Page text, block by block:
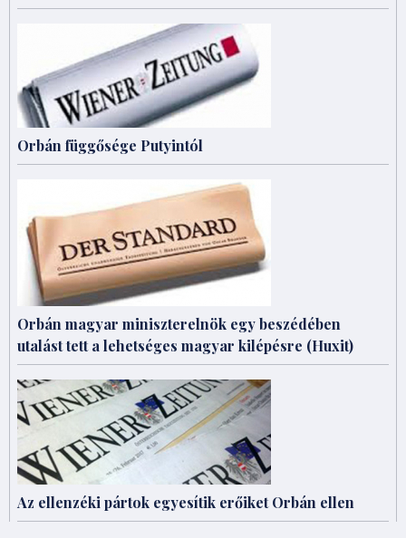
Orbán függősége Putyintól
Orbán magyar miniszterelnök egy beszédében
utalást tett a lehetséges magyar kilépésre (Huxit)
Az ellenzéki pártok egyesítik erőiket Orbán ellen